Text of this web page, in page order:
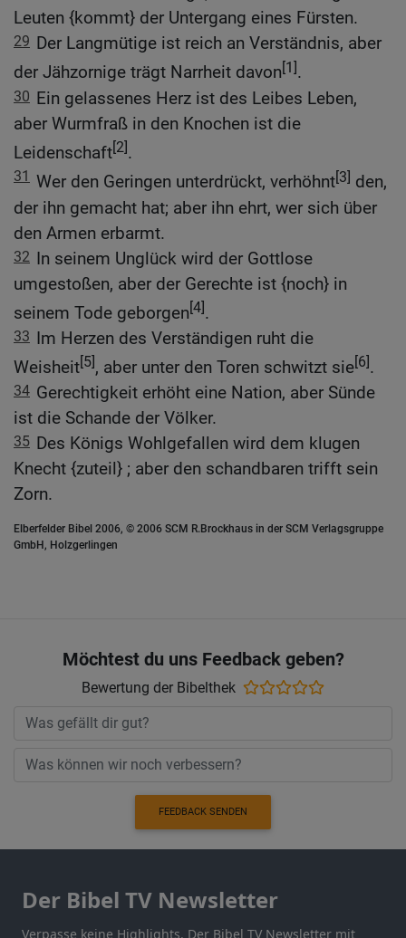
Leuten {kommt} der Untergang eines Fürsten.
29 Der Langmütige ist reich an Verständnis, aber
der Jähzornige trägt Narrheit davon[1].
30 Ein gelassenes Herz ist des Leibes Leben,
aber Wurmfraß in den Knochen ist die
Leidenschaft[2].
31 Wer den Geringen unterdrückt, verhöhnt[3] den,
der ihn gemacht hat; aber ihn ehrt, wer sich über
den Armen erbarmt.
32 In seinem Unglück wird der Gottlose
umgestoßen, aber der Gerechte ist {noch} in
seinem Tode geborgen[4].
33 Im Herzen des Verständigen ruht die
Weisheit[5], aber unter den Toren schwitzt sie[6].
34 Gerechtigkeit erhöht eine Nation, aber Sünde
ist die Schande der Völker.
35 Des Königs Wohlgefallen wird dem klugen
Knecht {zuteil} ; aber den schandbaren trifft sein
Zorn.
Elberfelder Bibel 2006, © 2006 SCM R.Brockhaus in der SCM Verlagsgruppe
GmbH, Holzgerlingen
Möchtest du uns Feedback geben?
Bewertung der Bibelthek
FEEDBACK SENDEN
Der Bibel TV Newsletter
Verpasse keine Highlights. Der Bibel TV Newsletter mit